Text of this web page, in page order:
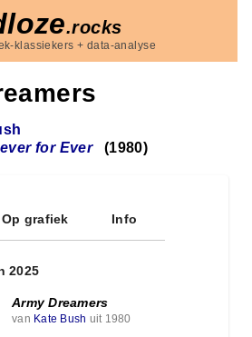
.rocks
klassiekers + data-analyse
for Ever (1980)
Op grafiek Info
2025
Army Dreamers
van Kate Bush uit 1980